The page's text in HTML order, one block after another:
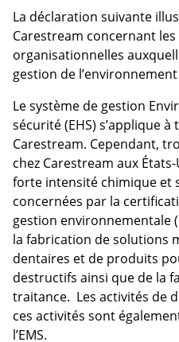
La déclaration suivante
Carestream concernant
organisationnelles
gestion de l’environnement
Le système de gestion
sécurité (EHS) s’applique
Carestream. Cependant,
chez Carestream aux
forte intensité chimique et
concernées par la
gestion environnementale
la fabrication de solutions
dentaires et de produits
destructifs ainsi que de la
traitance. Les activités de
ces activités sont
l’EMS.